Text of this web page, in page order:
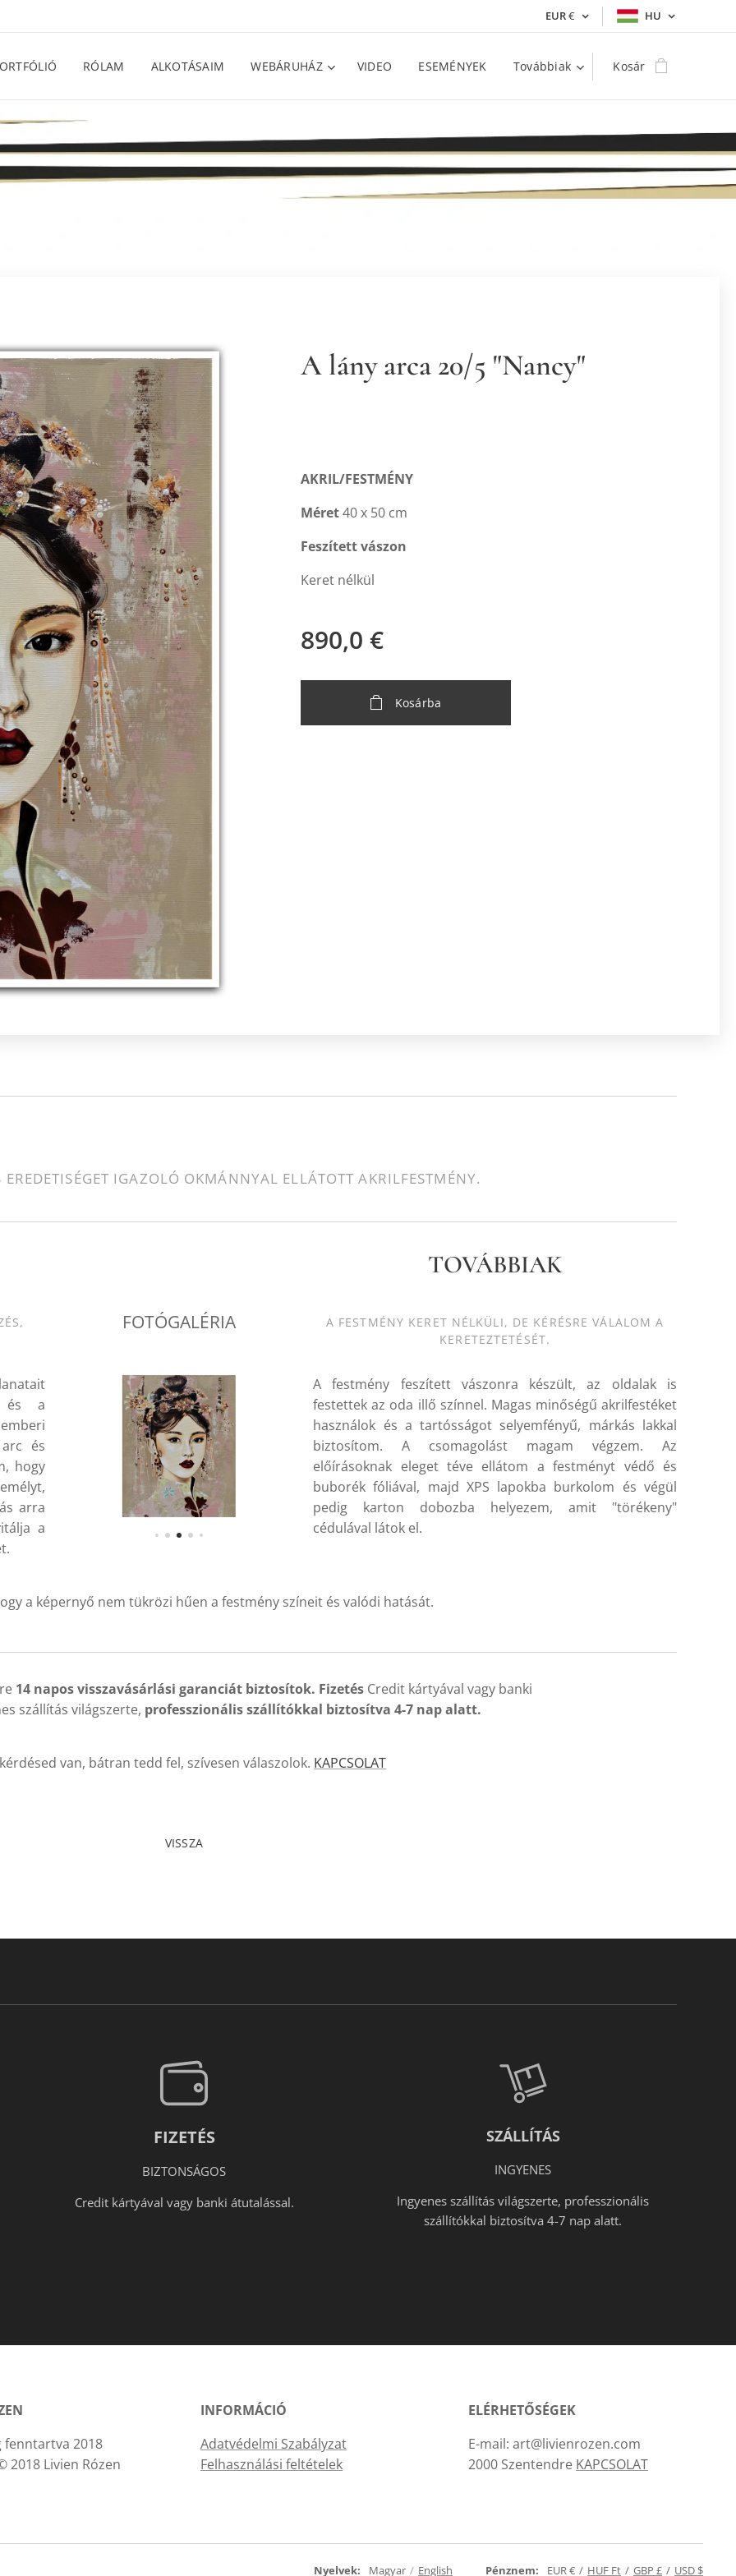
EUR€ HU
RÓLAM ALKOTÁSAIM WEBÁRUHÁZ VIDEO ESEMÉNYEK Továbbiak Kosár
A lány arca 20/5 "Nancy"
AKRIL/FESTMÉNY
Méret40 x 50 cm
Feszített vászon
Keret nélkül
890,0 €
Kosárba
EREDETISÉGET IGAZOLÓ OKMÁNNYAL ELLÁTOTT AKRILFESTMÉNY.
és a
és
hogy
arra
a
FOTÓGALÉRIA
TOVÁBBIAK
A FESTMÉNY KERET NÉLKÜLI, DE KÉRÉSRE VÁLALOM A
KERETEZTETÉSÉT.
A festmény feszített vászonra készült, az oldalak is
festettek az oda illő színnel. Magas minőségű akrilfestéket
használok és a tartósságot selyemfényű, márkás lakkal
biztosítom. A csomagolást magam végzem. Az
előírásoknak eleget téve ellátom a festményt védő és
buborék fóliával, majd XPS lapokba burkolom és végül
pedig karton dobozba helyezem, amit "törékeny"
cédulával látok el.
a képernyő nem tükrözi hűen a festmény színeit és valódi hatását.
14 napos visszavásárlási garanciát biztosítok. Fizetés Credit kártyával vagy banki
szállítás világszerte, professzionális szállítókkal biztosítva 4-7 nap alatt.
van, bátran tedd fel, szívesen válaszolok. KAPCSOLAT
VISSZA
FIZETÉS
BIZTONSÁGOS
Credit kártyával vagy banki átutalással.
SZÁLLÍTÁS
INGYENES
Ingyenes szállítás világszerte, professzionális
szállítókkal biztosítva 4-7 nap alatt.
fenntartva 2018
2018 Livien Rózen
INFORMÁCIÓ
Adatvédelmi Szabályzat
Felhasználási feltételek
ELÉRHETŐSÉGEK
E-mail: art@livienrozen.com
2000 Szentendre KAPCSOLAT
Nyelvek Magyar English Pénznem EUR € HUF Ft GBP £ USD $